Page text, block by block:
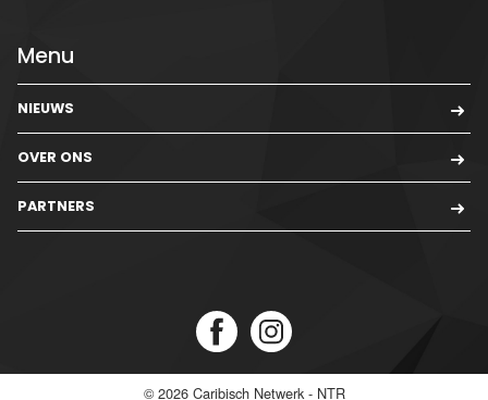
Menu
NIEUWS
OVER ONS
PARTNERS
© 2026 Caribisch Netwerk - NTR